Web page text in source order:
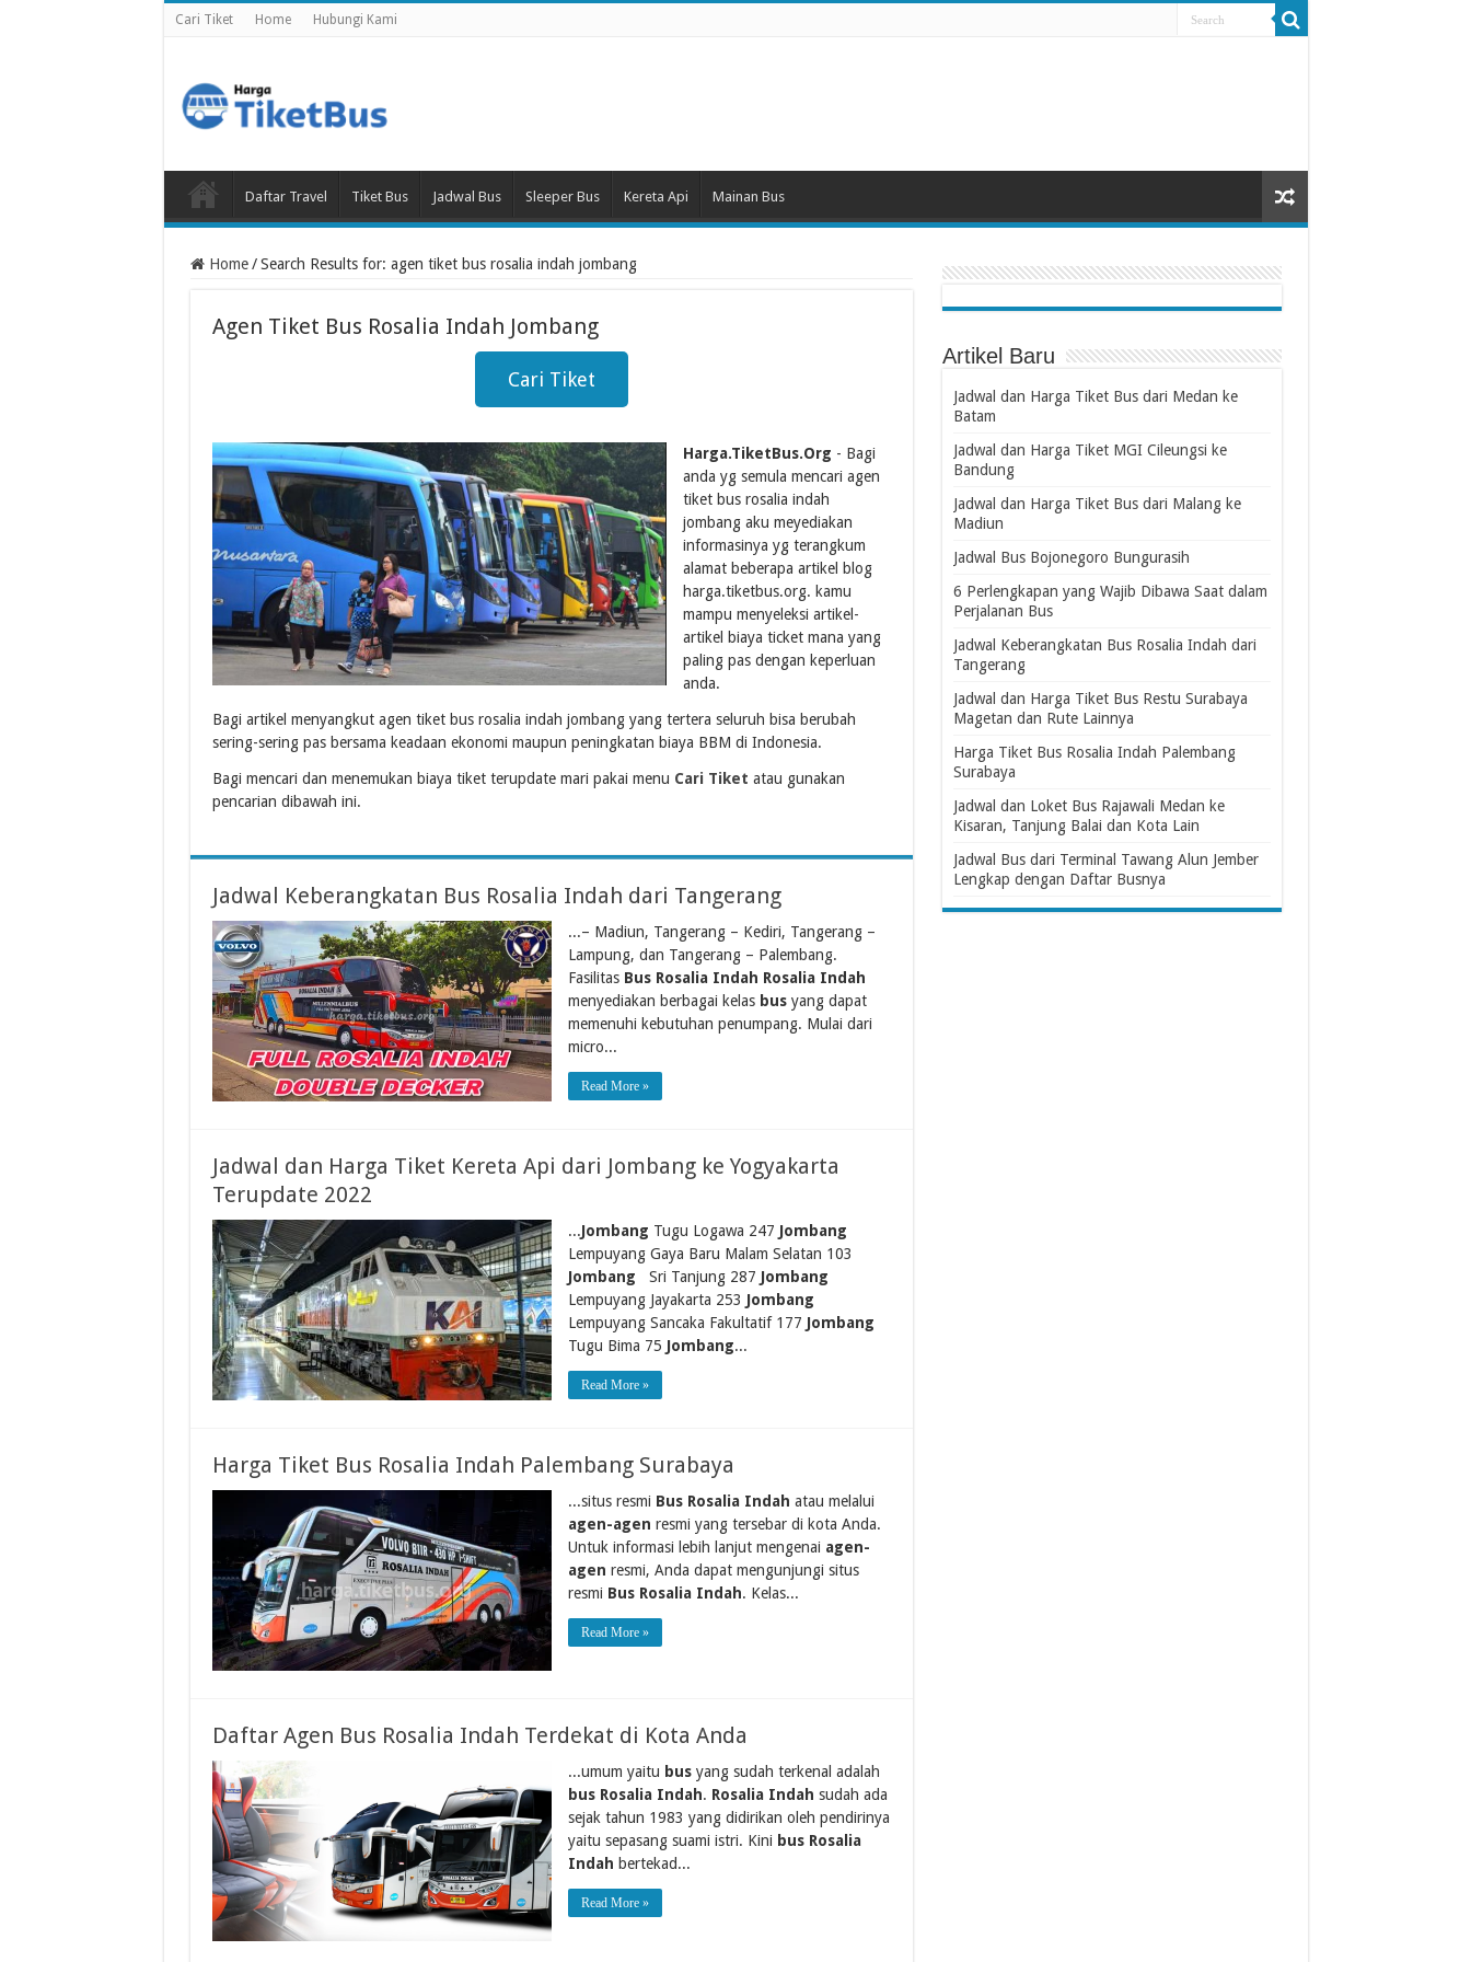
Cari Tiket Home Hubungi Kami
Daftar Travel Tiket Bus Jadwal Bus Sleeper Bus Kereta Api Mainan Bus
Home / Search Results for: agen tiket bus rosalia indah jombang
Agen Tiket Bus Rosalia Indah Jombang
Cari Tiket
Harga.TiketBus.Org - Bagi
anda yg semula mencari agen
tiket bus rosalia indah
jombang aku meyediakan
informasinya yg terangkum
alamat beberapa artikel blog
harga.tiketbus.org. kamu
mampu menyeleksi artikel-
artikel biaya ticket mana yang
paling pas dengan keperluan
anda.
Bagi artikel menyangkut agen tiket bus rosalia indah jombang yang tertera seluruh bisa berubah
sering-sering pas bersama keadaan ekonomi maupun peningkatan biaya BBM di Indonesia.
Bagi mencari dan menemukan biaya tiket terupdate mari pakai menu Cari Tiket atau gunakan
pencarian dibawah ini.
Jadwal Keberangkatan Bus Rosalia Indah dari Tangerang
...– Madiun, Tangerang – Kediri, Tangerang –
Lampung, dan Tangerang – Palembang.
Fasilitas Bus Rosalia Indah Rosalia Indah
menyediakan berbagai kelas busyang dapat
memenuhi kebutuhan penumpang. Mulai dari
micro...
Read More »
Jadwal dan Harga Tiket Kereta Api dari Jombang ke Yogyakarta
Terupdate 2022
...Jombang Tugu Logawa 247 Jombang
Lempuyang Gaya Baru Malam Selatan 103
Jombang Sri Tanjung 287 Jombang
Lempuyang Jayakarta 253 Jombang
Lempuyang Sancaka Fakultatif 177 Jombang
Tugu Bima 75 Jombang...
Read More »
Harga Tiket Bus Rosalia Indah Palembang Surabaya
...situs resmi Bus Rosalia Indah atau melalui
agen-agen resmi yang tersebar di kota Anda.
Untuk informasi lebih lanjut mengenai agen-
agen resmi, Anda dapat mengunjungi situs
resmi Bus Rosalia Indah. Kelas...
Read More »
Daftar Agen Bus Rosalia Indah Terdekat di Kota Anda
...umum yaitu busyang sudah terkenal adalah
bus Rosalia Indah. Rosalia Indah sudah ada
sejak tahun 1983 yang didirikan oleh pendirinya
yaitu sepasang suami istri. Kini bus Rosalia
Indah bertekad...
Read More »
Artikel Baru
Jadwal dan Harga Tiket Bus dari Medan ke
Batam
Jadwal dan Harga Tiket MGI Cileungsi ke
Bandung
Jadwal dan Harga Tiket Bus dari Malang ke
Madiun
Jadwal Bus Bojonegoro Bungurasih
6 Perlengkapan yang Wajib Dibawa Saat dalam
Perjalanan Bus
Jadwal Keberangkatan Bus Rosalia Indah dari
Tangerang
Jadwal dan Harga Tiket Bus Restu Surabaya
Magetan dan Rute Lainnya
Harga Tiket Bus Rosalia Indah Palembang
Surabaya
Jadwal dan Loket Bus Rajawali Medan ke
Kisaran, Tanjung Balai dan Kota Lain
Jadwal Bus dari Terminal Tawang Alun Jember
Lengkap dengan Daftar Busnya